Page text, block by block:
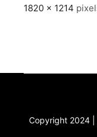
1820 × 1214
Copyright 2024 |